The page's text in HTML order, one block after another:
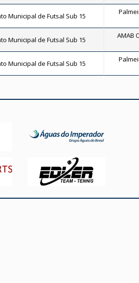
Municipal de Futsal Sub 15
Municipal de Futsal Sub 15 AMAB
Municipal de Futsal Sub 15